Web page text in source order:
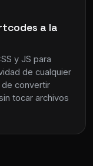
a la
y JS para
de cualquier
convertir
tocar archivos